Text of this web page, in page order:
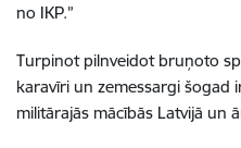
no IKP.”
Turpinot pilnveidot bruņoto
karavīri un zemessargi šogad
militārajās mācībās Latvijā un